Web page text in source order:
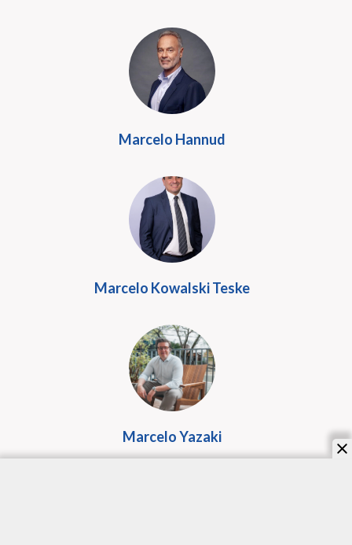
Marcelo Hannud
Marcelo Kowalski Teske
Marcelo Yazaki